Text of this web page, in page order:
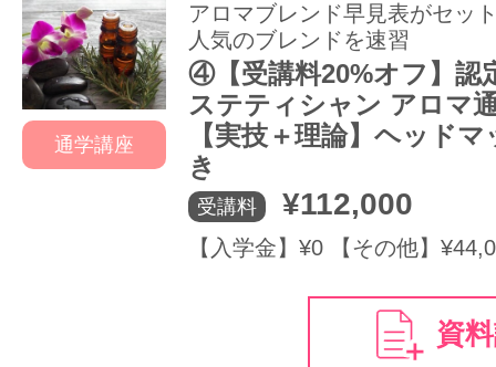
通学講座
アロマブレンド早見表がセッ
人気のブレンドを速習
④【受講料20%オフ】認
ステティシャン アロマ
【実技＋理論】ヘッド
き
受講料 ¥112,000
【入学金】¥0 【その他】
資